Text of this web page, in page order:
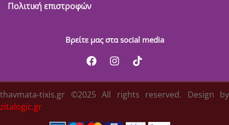
Πολιτική επιστροφών
Βρείτε μας στα social media
thavmata-tixis.gr ©2025 All rights reserved. Design by
zitalogic.gr